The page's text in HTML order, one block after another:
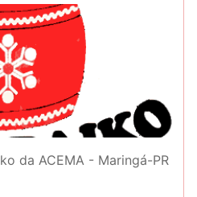
da ACEMA - Maringá-PR